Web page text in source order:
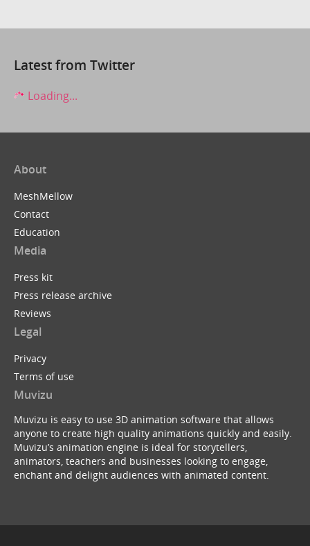
Latest from Twitter
Loading...
About
MeshMellow
Contact
Education
Media
Press kit
Press release archive
Reviews
Legal
Privacy
Terms of use
Muvizu
Muvizu is easy to use 3D animation software that allows
anyone to create high quality animations quickly and easily.
Muvizu’s animation engine is ideal for storytellers,
animators, teachers and businesses looking to engage,
enchant and delight audiences with animated content.